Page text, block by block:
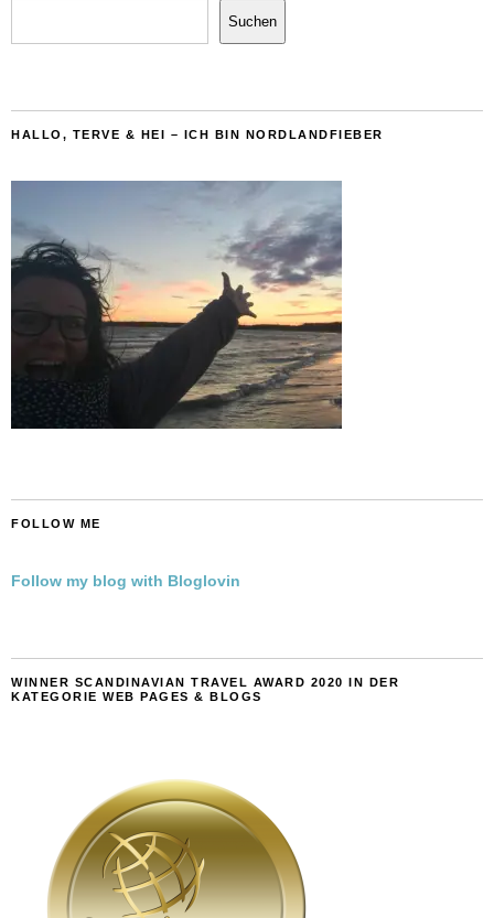
Suchen
HALLO, TERVE & HEI – ICH BIN NORDLANDFIEBER
FOLLOW ME
Follow my blog with Bloglovin
WINNER SCANDINAVIAN TRAVEL AWARD 2020 IN DER
KATEGORIE WEB PAGES & BLOGS